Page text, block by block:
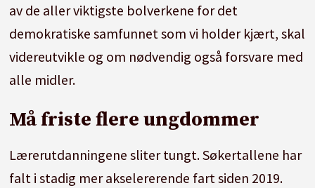
av de aller viktigste bolverkene for det
demokratiske samfunnet som vi holder kjært, skal
videreutvikle og om nødvendig også forsvare med
alle midler.
Må friste flere ungdommer
Lærerutdanningene sliter tungt. Søkertallene har
falt i stadig mer akselererende fart siden 2019.